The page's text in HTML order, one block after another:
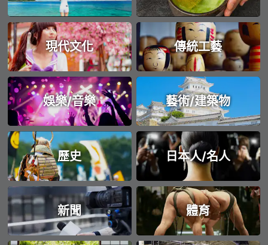
現代文化 傳統工藝
娛樂/音樂 藝術/建築物
歷史 日本人/名人
新聞 體育